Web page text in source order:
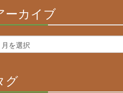
ーカイブ
Complete
グ